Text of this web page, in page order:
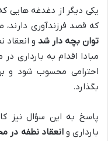
یکی دیگر از دغدغه هایی
که قصد فرزندآوری
توان بچه دار شد و انعقاد
مبادا اقدام به بارداری
احترامی محسوب شود و
بگذارد.
پاسخ به این سؤال نیز
بارداری وانعقاد نطفه در